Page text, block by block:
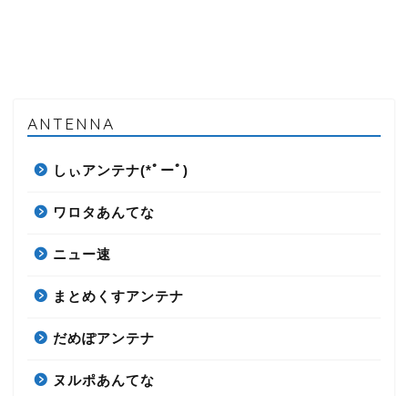
ANTENNA
しぃアンテナ(*ﾟーﾟ)
ワロタあんてな
ニュー速
まとめくすアンテナ
だめぽアンテナ
ヌルポあんてな